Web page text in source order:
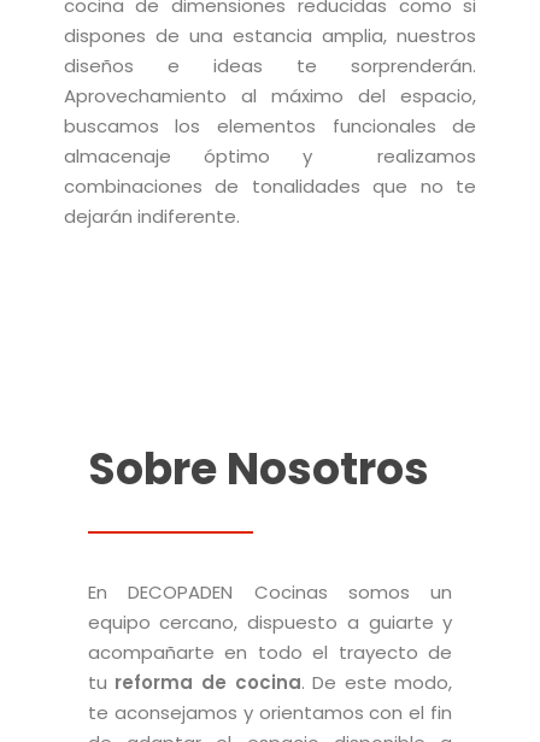
dispones de una estancia amplia, nuestros
diseños e ideas te sorprenderán.
Aprovechamiento al máximo del espacio,
buscamos los elementos funcionales de
almacenaje óptimo y realizamos
combinaciones de tonalidades que no te
dejarán indiferente.
Sobre Nosotros
En DECOPADEN Cocinas somos un
equipo cercano, dispuesto a guiarte y
acompañarte en todo el trayecto de
tu reforma de cocina. De este modo,
te aconsejamos y orientamos con el fin